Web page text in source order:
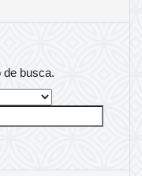
de busca.